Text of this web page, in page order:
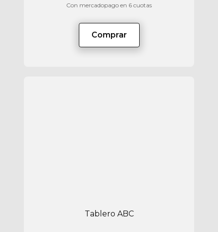
Con mercadopago en 6 cuotas
Comprar
Tablero ABC